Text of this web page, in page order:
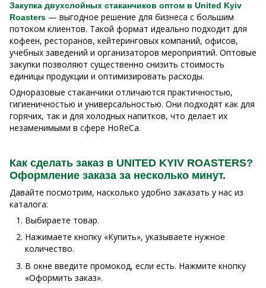
Закупка двухслойных стаканчиков оптом в United Kyiv
Roasters — выгодное решение для бизнеса с большим
потоком клиентов. Такой формат идеально подходит для
кофеен, ресторанов, кейтеринговых компаний, офисов,
учебных заведений и организаторов мероприятий. Оптовые
закупки позволяют существенно снизить стоимость
единицы продукции и оптимизировать расходы.
Одноразовые стаканчики отличаются практичностью,
гигиеничностью и универсальностью. Они подходят как для
горячих, так и для холодных напитков, что делает их
незаменимыми в сфере HoReCa.
Как сделать заказ в UNITED KYIV ROASTERS?
Оформление заказа за несколько минут.
Давайте посмотрим, насколько удобно заказать у нас из
каталога:
Выбираете товар.
Нажимаете кнопку «Купить», указываете нужное
количество.
В окне введите промокод, если есть. Нажмите кнопку
«Оформить заказ».